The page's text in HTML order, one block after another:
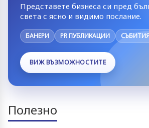
Представете бизнеса си пред
света с ясно и видимо послание.
БАНЕРИ PR ПУБЛИКАЦИИ
ВИЖ ВЪЗМОЖНОСТИТЕ
Полезно